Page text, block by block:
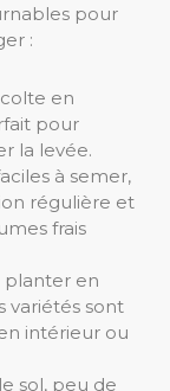
pour
:
en
pour
la levée.
à semer,
régulière et
frais
planter en
variétés sont
intérieur ou
sol, peu de